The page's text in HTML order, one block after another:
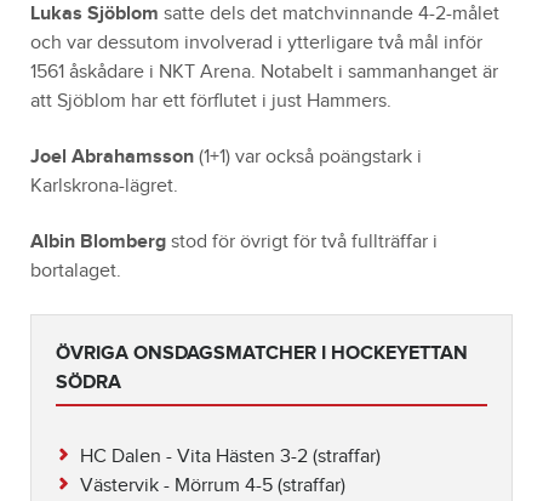
Lukas Sjöblom satte dels det matchvinnande 4-2-målet
och var dessutom involverad i ytterligare två mål inför
1561 åskådare i NKT Arena. Notabelt i sammanhanget är
att Sjöblom har ett förflutet i just Hammers.
Joel Abrahamsson (1+1) var också poängstark i
Karlskrona-lägret.
Albin Blomberg stod för övrigt för två fullträffar i
bortalaget.
ÖVRIGA ONSDAGSMATCHER I HOCKEYETTAN
SÖDRA
HC Dalen - Vita Hästen 3-2 (straffar)
Västervik - Mörrum 4-5 (straffar)